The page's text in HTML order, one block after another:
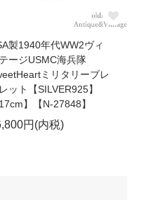
製1940年代WW2ヴィ
ージUSMC海兵隊
ミリタリーブレ
ット【SILVER925】
17cm】【N-27848】
円(内税)